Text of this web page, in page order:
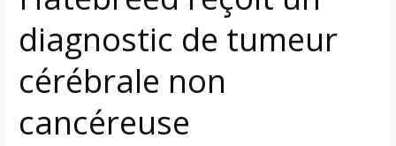
diagnostic de tumeur
cérébrale non
cancéreuse